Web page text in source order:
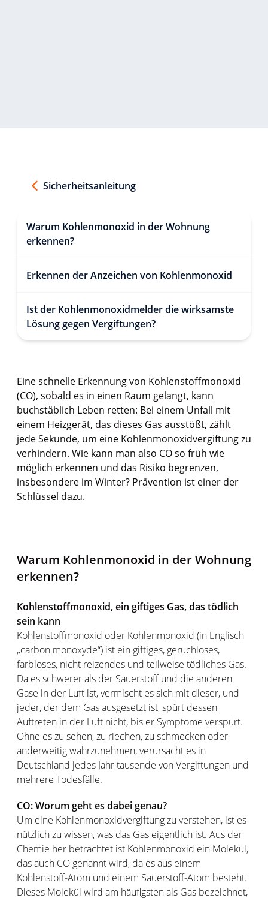
Sicherheitsanleitung
Warum Kohlenmonoxid in der Wohnung
erkennen?
Erkennen der Anzeichen von Kohlenmonoxid
Ist der Kohlenmonoxidmelder die wirksamste
Lösung gegen Vergiftungen?
Eine schnelle Erkennung von Kohlenstoffmonoxid
(CO), sobald es in einen Raum gelangt, kann
buchstäblich Leben retten: Bei einem Unfall mit
einem Heizgerät, das dieses Gas ausstößt, zählt
jede Sekunde, um eine Kohlenmonoxidvergiftung zu
verhindern. Wie kann man also CO so früh wie
möglich erkennen und das Risiko begrenzen,
insbesondere im Winter? Prävention ist einer der
Schlüssel dazu.
Warum Kohlenmonoxid in der Wohnung
erkennen?
Kohlenstoffmonoxid, ein giftiges Gas, das tödlich
sein kann
Kohlenstoffmonoxid oder Kohlenmonoxid (in Englisch
„carbon monoxyde“) ist ein giftiges, geruchloses,
farbloses, nicht reizendes und teilweise tödliches Gas.
Da es schwerer als der Sauerstoff und die anderen
Gase in der Luft ist, vermischt es sich mit dieser, und
jeder, der dem Gas ausgesetzt ist, spürt dessen
Auftreten in der Luft nicht, bis er Symptome verspürt.
Ohne es zu sehen, zu riechen, zu schmecken oder
anderweitig wahrzunehmen, verursacht es in
Deutschland jedes Jahr tausende von Vergiftungen und
mehrere Todesfälle.
CO: Worum geht es dabei genau?
Um eine Kohlenmonoxidvergiftung zu verstehen, ist es
nützlich zu wissen, was das Gas eigentlich ist. Aus der
Chemie her betrachtet ist Kohlenmonoxid ein Molekül,
das auch CO genannt wird, da es aus einem
Kohlenstoff-Atom und einem Sauerstoff-Atom besteht.
Dieses Molekül wird am häufigsten als Gas bezeichnet,